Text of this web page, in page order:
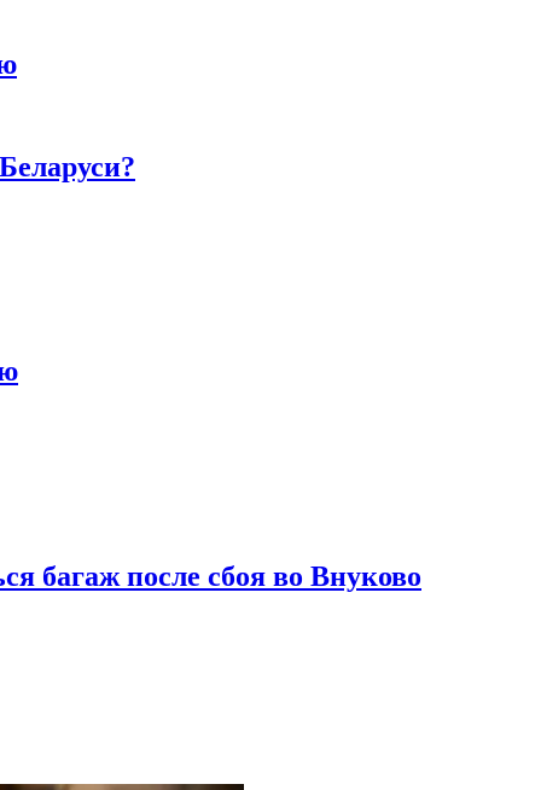
багаж после сбоя во Внуково